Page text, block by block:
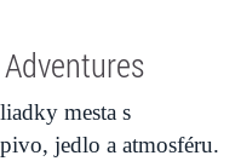
mesta s
jedlo a atmosféru.